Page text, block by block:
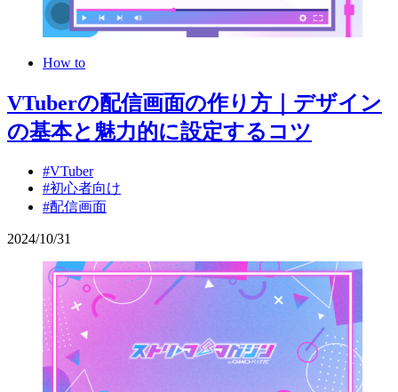
How to
VTuberの配信画面の作り方｜デザイン
の基本と魅力的に設定するコツ
#VTuber
#初心者向け
#配信画面
2024/10/31